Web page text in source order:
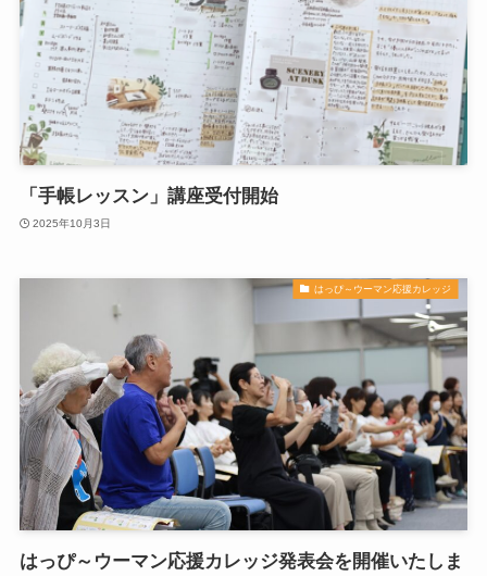
「手帳レッスン」講座受付開始
2025年10月3日
はっぴ～ウーマン応援カレッジ
はっぴ～ウーマン応援カレッジ発表会を開催いたしま